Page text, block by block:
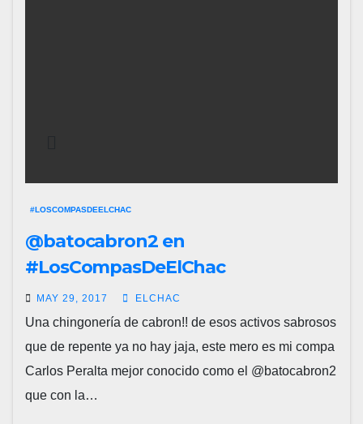
#LOSCOMPASDEELCHAC
@batocabron2 en
#LosCompasDeElChac
MAY 29, 2017 ELCHAC
Una chingonería de cabron!! de esos activos sabrosos
que de repente ya no hay jaja, este mero es mi compa
Carlos Peralta mejor conocido como el @batocabron2
que con la…